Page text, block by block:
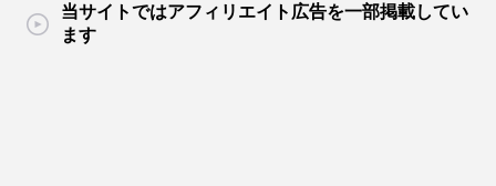
当サイトではアフィリエイト広告を一部掲載してい
ます